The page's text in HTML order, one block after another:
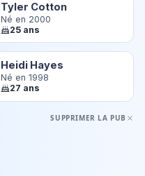
Tyler Cotton
Né en 2000
25 ans
Heidi Hayes
Né en 1998
27 ans
SUPPRIMER LA PUB